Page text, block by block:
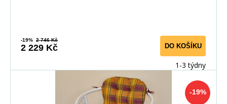
-19% 2 746 Kč
2 229 Kč DO KOŠÍKU
1-3 týdny
-19%